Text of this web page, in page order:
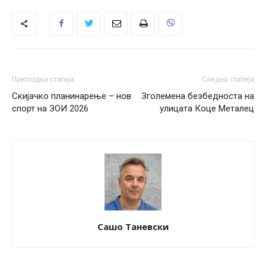
Претходна статија
Скијачко планинарење – нов
спорт на ЗОИ 2026
Следна статија
Зголемена безбедноста на
улицата Коце Металец
Сашо Таневски